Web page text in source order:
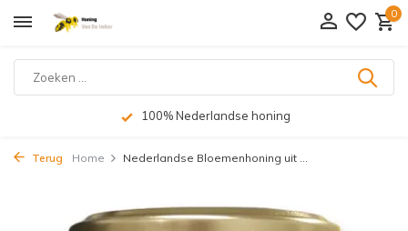
0
100% Nederlandse honing
Terug Home Nederlandse Bloemenhoning uit ...